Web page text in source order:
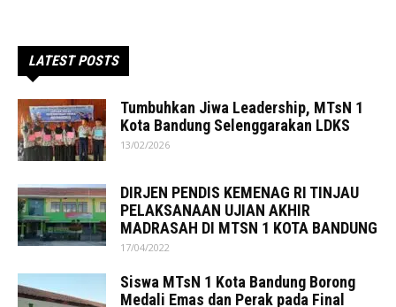
LATEST POSTS
Tumbuhkan Jiwa Leadership, MTsN 1
Kota Bandung Selenggarakan LDKS
13/02/2026
DIRJEN PENDIS KEMENAG RI TINJAU
PELAKSANAAN UJIAN AKHIR
MADRASAH DI MTSN 1 KOTA BANDUNG
17/04/2022
Siswa MTsN 1 Kota Bandung Borong
Medali Emas dan Perak pada Final